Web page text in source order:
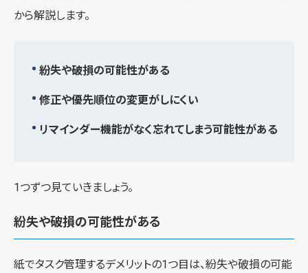
から解説します。
紛失や破損の可能性がある
修正や優先順位の変更がしにくい
リマインダー機能がなく忘れてしまう可能性がある
1つずつ見ていきましょう。
紛失や破損の可能性がある
紙でタスク管理するデメリットの1つ目は、紛失や破損の可能